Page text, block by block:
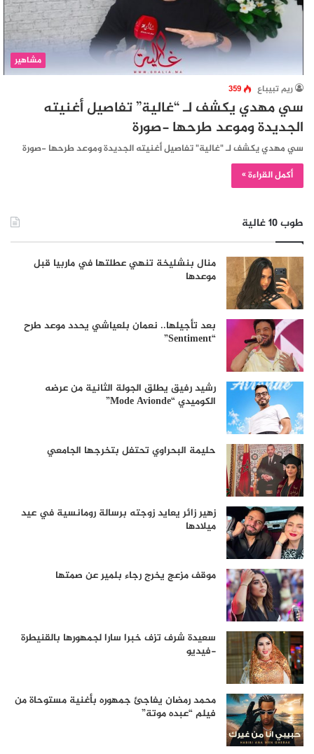
مشاهير
ريم تبيباع 359
سي مهدي يكشف لـ “غالية” تفاصيل أغنيته
الجديدة وموعد طرحها -صورة
سي مهدي يكشف لـ "غالية" تفاصيل أغنيته الجديدة وموعد طرحها -صورة
أكمل القراءة »
طوب 10 غالية
منال بنشليخة تنهي عطلتها في ماربيا قبل
موعدها
بعد تأجيلها.. نعمان بلعياشي يحدد موعد طرح
“Sentiment”
رشيد رفيق يطلق الجولة الثانية من عرضه
الكوميدي “Mode Avionde”
حليمة البحراوي تحتفل بتخرجها الجامعي
زهير زائر يعايد زوجته برسالة رومانسية في عيد
ميلادها
موقف مزعج يخرج رجاء بلمير عن صمتها
سعيدة شرف تزف خبرا سارا لجمهورها بالقنيطرة
-فيديو
محمد رمضان يفاجئ جمهوره بأغنية مستوحاة من
فيلم “عبده موتة”